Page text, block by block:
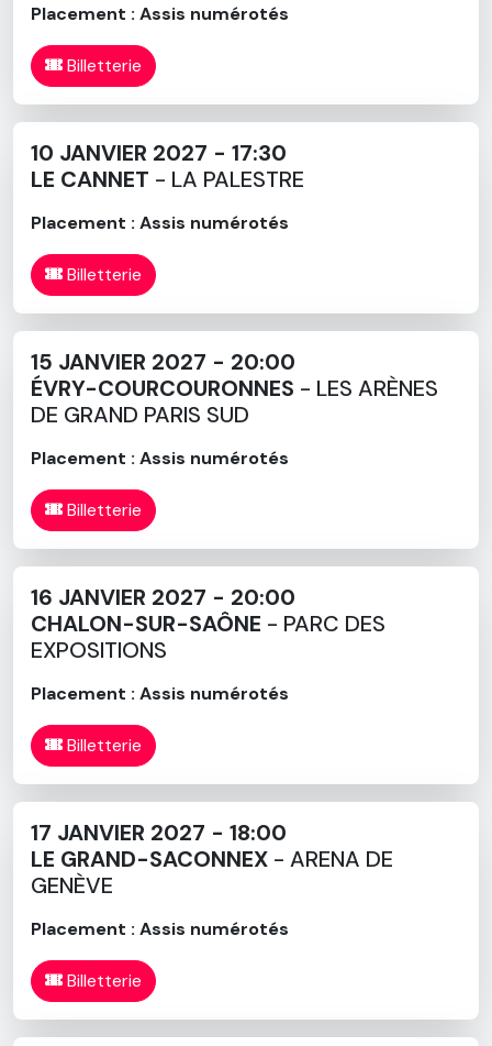
Placement : Assis numérotés
Billetterie
10 JANVIER 2027 - 17:30
LE CANNET - LA PALESTRE
Placement : Assis numérotés
Billetterie
15 JANVIER 2027 - 20:00
ÉVRY-COURCOURONNES - LES ARÈNES
DE GRAND PARIS SUD
Placement : Assis numérotés
Billetterie
16 JANVIER 2027 - 20:00
CHALON-SUR-SAÔNE - PARC DES
EXPOSITIONS
Placement : Assis numérotés
Billetterie
17 JANVIER 2027 - 18:00
LE GRAND-SACONNEX - ARENA DE
GENÈVE
Placement : Assis numérotés
Billetterie